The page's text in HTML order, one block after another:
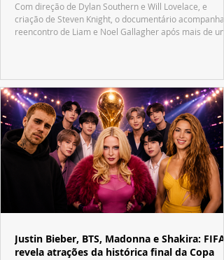
Com direção de Dylan Southern e Will Lovelace, e
criação de Steven Knight, o documentário acompanha
reencontro de Liam e Noel Gallagher após mais de
Justin Bieber, BTS, Madonna e Shakira: FIFA
revela atrações da histórica final da Copa